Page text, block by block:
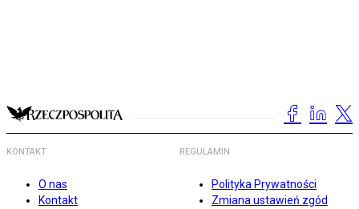
KONTAKT
O nas
Kontakt
REGULAMIN
Polityka Prywatności
Zmiana ustawień zgód